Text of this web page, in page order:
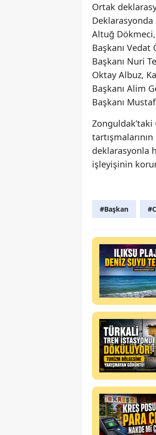
Ortak
Deklarasyonda
Altuğ Dökmeci,
Başkanı Vedat
Başkanı Nuri
Oktay Albuz,
Başkanı Alim
Başkanı
Zonguldak’taki
deklarasyonla
işleyişinin
#Başkan